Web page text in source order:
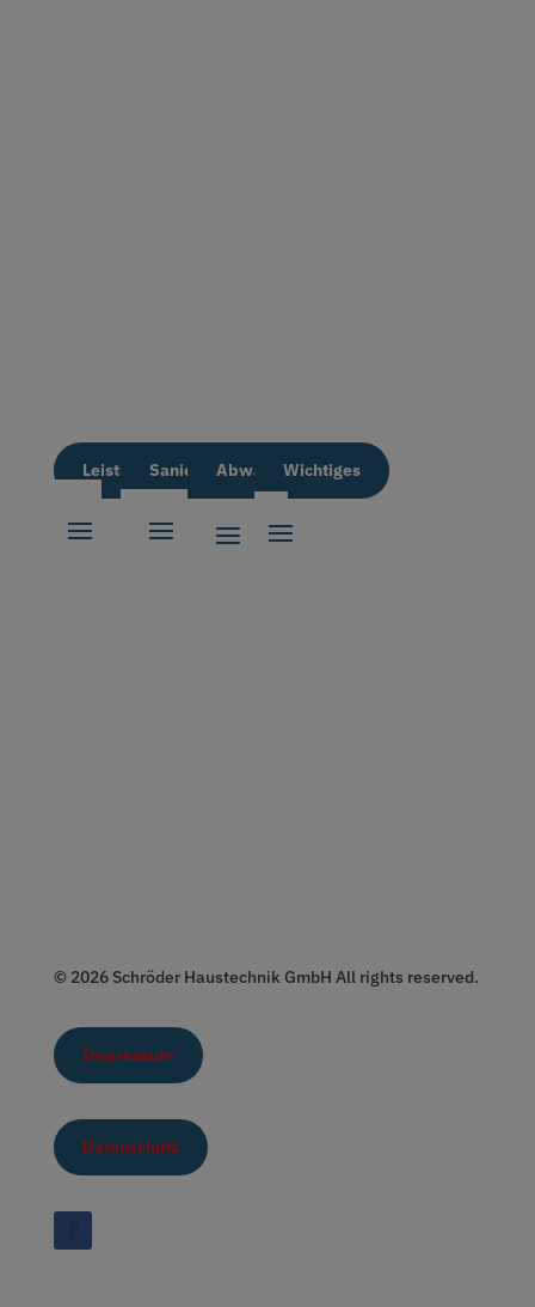
LeistungenSanierungAbwassertechnik
Wichtiges
© 2026 Schröder Haustechnik GmbH All rights reserved.
Impressum
Datenschutz